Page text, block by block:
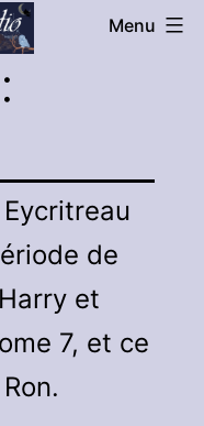
Menu
de
et
7, et ce